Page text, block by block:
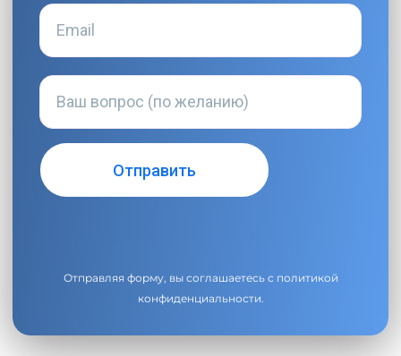
Отправляя форму, вы соглашаетесь с политикой
конфиденциальности